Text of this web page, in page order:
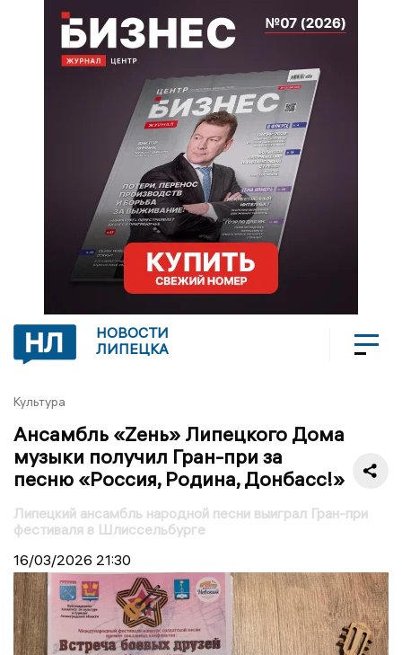
НОВОСТИ
ЛИПЕЦКА
Культура
Ансамбль «Zень» Липецкого Дома
музыки получил Гран-при за
песню «Россия, Родина, Донбасс!»
Липецкий ансамбль народной песни выиграл Гран-при
фестиваля в Шлиссельбурге
16/03/2026 21:30